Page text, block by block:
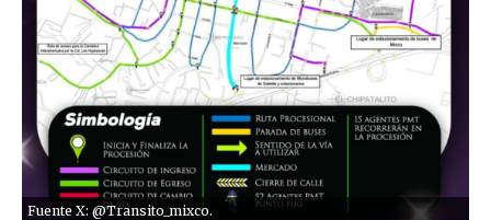
Fuente X: @Transito_mixco.